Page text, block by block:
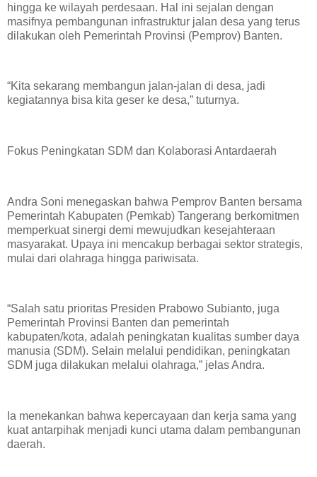
hingga ke wilayah perdesaan. Hal ini sejalan dengan
masifnya pembangunan infrastruktur jalan desa yang terus
dilakukan oleh Pemerintah Provinsi (Pemprov) Banten.
​“Kita sekarang membangun jalan-jalan di desa, jadi
kegiatannya bisa kita geser ke desa,” tuturnya.
​Fokus Peningkatan SDM dan Kolaborasi Antardaerah
​Andra Soni menegaskan bahwa Pemprov Banten bersama
Pemerintah Kabupaten (Pemkab) Tangerang berkomitmen
memperkuat sinergi demi mewujudkan kesejahteraan
masyarakat. Upaya ini mencakup berbagai sektor strategis,
mulai dari olahraga hingga pariwisata.
​“Salah satu prioritas Presiden Prabowo Subianto, juga
Pemerintah Provinsi Banten dan pemerintah
kabupaten/kota, adalah peningkatan kualitas sumber daya
manusia (SDM). Selain melalui pendidikan, peningkatan
SDM juga dilakukan melalui olahraga,” jelas Andra.
​Ia menekankan bahwa kepercayaan dan kerja sama yang
kuat antarpihak menjadi kunci utama dalam pembangunan
daerah.